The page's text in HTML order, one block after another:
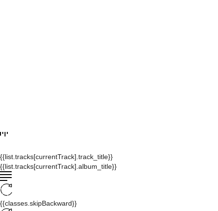
{{list.tracks[currentTrack].track_title}}
{{list.tracks[currentTrack].album_title}}
{{classes.skipBackward}}